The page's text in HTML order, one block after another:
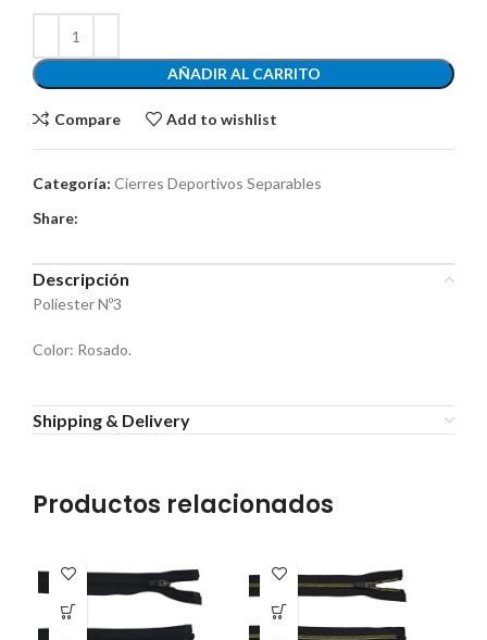
AÑADIR AL CARRITO
Compare Add to wishlist
Categoría: Cierres Deportivos Separables
Share:
Descripción
Poliester Nº3
Color: Rosado.
Shipping & Delivery
Productos relacionados